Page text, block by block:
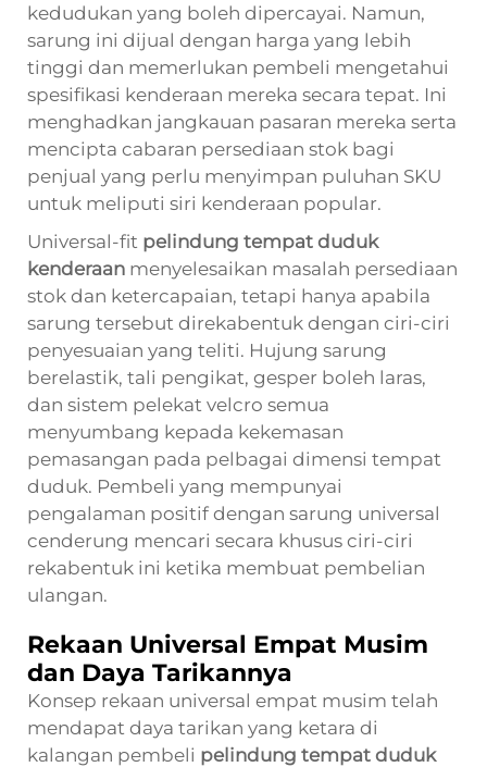
kedudukan yang boleh dipercayai. Namun,
sarung ini dijual dengan harga yang lebih
tinggi dan memerlukan pembeli mengetahui
spesifikasi kenderaan mereka secara tepat. Ini
menghadkan jangkauan pasaran mereka serta
mencipta cabaran persediaan stok bagi
penjual yang perlu menyimpan puluhan SKU
untuk meliputi siri kenderaan popular.
Universal-fit pelindung tempat duduk
kenderaan menyelesaikan masalah persediaan
stok dan ketercapaian, tetapi hanya apabila
sarung tersebut direkabentuk dengan ciri-ciri
penyesuaian yang teliti. Hujung sarung
berelastik, tali pengikat, gesper boleh laras,
dan sistem pelekat velcro semua
menyumbang kepada kekemasan
pemasangan pada pelbagai dimensi tempat
duduk. Pembeli yang mempunyai
pengalaman positif dengan sarung universal
cenderung mencari secara khusus ciri-ciri
rekabentuk ini ketika membuat pembelian
ulangan.
Rekaan Universal Empat Musim
dan Daya Tarikannya
Konsep rekaan universal empat musim telah
mendapat daya tarikan yang ketara di
kalangan pembeli pelindung tempat duduk